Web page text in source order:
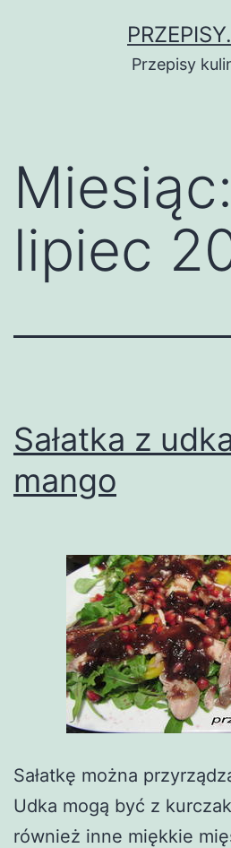
Przepisy
Miesiąc:
lipiec
Sałatka z
mango
Sałatkę można
Udka mogą być z
również inne miękkie